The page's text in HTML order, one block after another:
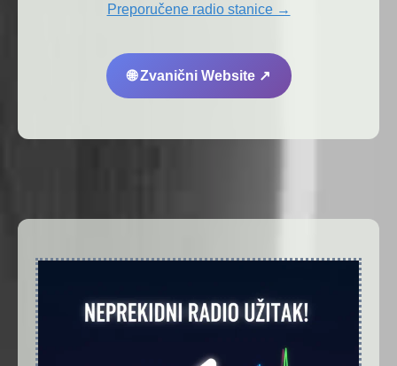
Preporučene radio stanice →
🌐 Zvanični Website ↗